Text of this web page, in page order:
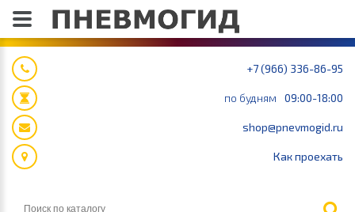
+7 (966) 336-86-95
по будням 09:00-18:00
shop@pnevmogid.ru
Как проехать